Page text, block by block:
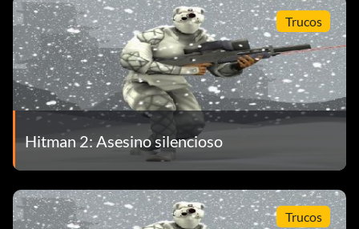
Trucos
Hitman 2: Asesino silencioso
Trucos